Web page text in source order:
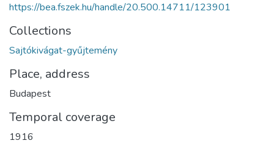
https://bea.fszek.hu/handle/20.500.14711/123901
Collections
Sajtókivágat-gyűjtemény
Place, address
Budapest
Temporal coverage
1916